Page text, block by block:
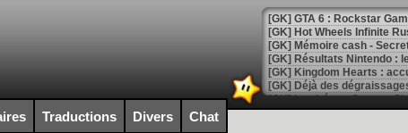
[GK] GTA 6 : Rockstar
[GK] Hot Wheels Infinite
[GK] Mémoire cash -
[GK] Résultats Nintendo :
[GK] Déjà des
[Mo5] Brickboy cherche à
[GK] Minecraft et ses «
Traductions Divers Chat